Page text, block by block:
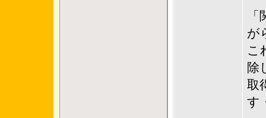
が
こ
除
取
す